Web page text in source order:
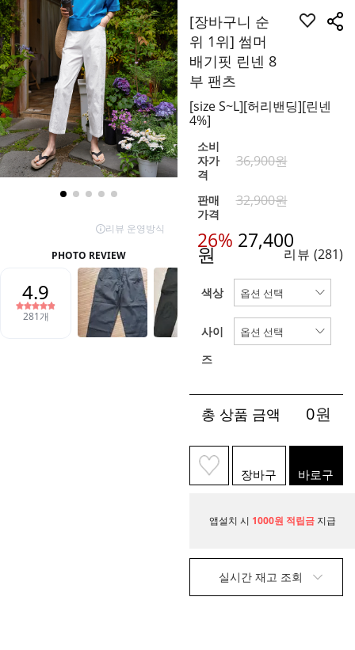
[장바구니 순
위 1위] 썸머
배기핏 린넨 8
부 팬츠
[size S~L][허리밴딩][린넨
4%]
소비
자가
격
36,900원
판매
가격
32,900원
26% 27,400
원 리뷰 (281)
색상
사이
즈
총 상품 금액 0원
장바구
니
바로구
매
앱설치 시 1000원 적립금 지급
실시간 재고 조회